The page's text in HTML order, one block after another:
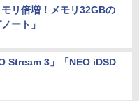
リ倍増！メモリ32GBの
ート」
Stream 3」「NEO iDSD